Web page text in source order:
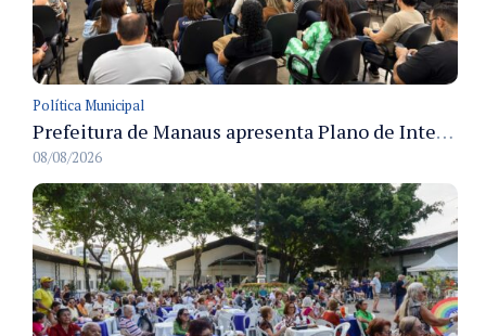
Política Municipal
Prefeitura de Manaus apresenta Plano de Integridade da CGM e qualifica servidores para governança e conformidade no biênio 2027-2028
08/08/2026